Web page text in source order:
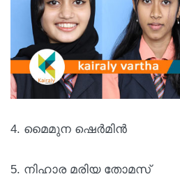
4. മൈമുന ഷെർമിൻ
5. നിഹാര മരിയ തോമസ്